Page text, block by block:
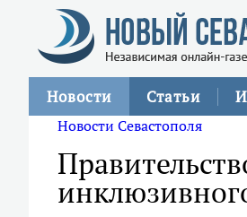
Новости Статьи
Новости Севастополя